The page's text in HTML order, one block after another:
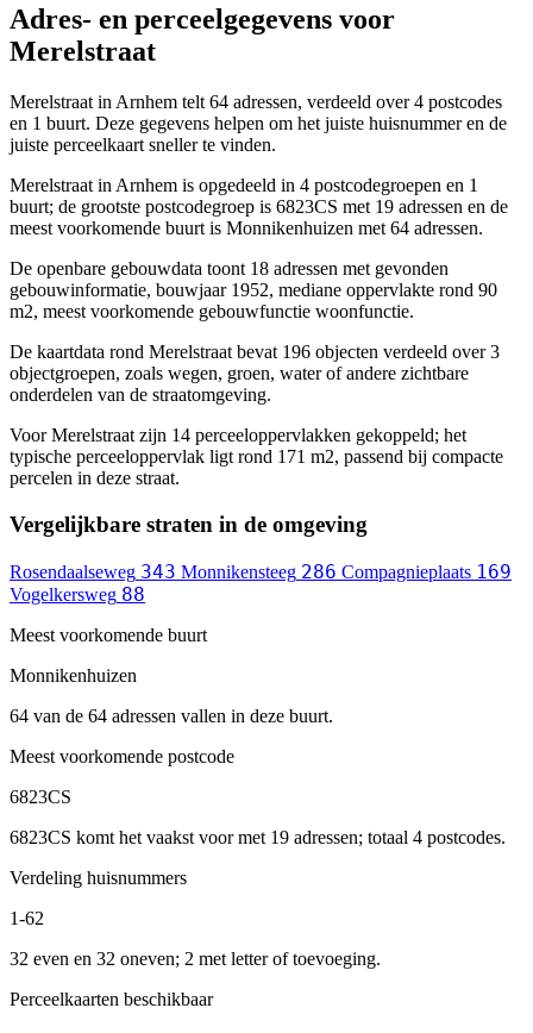
Adres- en perceelgegevens voor
Merelstraat
Merelstraat in Arnhem telt 64 adressen, verdeeld over 4 postcodes
en 1 buurt. Deze gegevens helpen om het juiste huisnummer en de
juiste perceelkaart sneller te vinden.
Merelstraat in Arnhem is opgedeeld in 4 postcodegroepen en 1
buurt; de grootste postcodegroep is 6823CS met 19 adressen en de
meest voorkomende buurt is Monnikenhuizen met 64 adressen.
De openbare gebouwdata toont 18 adressen met gevonden
gebouwinformatie, bouwjaar 1952, mediane oppervlakte rond 90
m2, meest voorkomende gebouwfunctie woonfunctie.
De kaartdata rond Merelstraat bevat 196 objecten verdeeld over 3
objectgroepen, zoals wegen, groen, water of andere zichtbare
onderdelen van de straatomgeving.
Voor Merelstraat zijn 14 perceeloppervlakken gekoppeld; het
typische perceeloppervlak ligt rond 171 m2, passend bij compacte
percelen in deze straat.
Vergelijkbare straten in de omgeving
Rosendaalseweg 343 Monnikensteeg 286 Compagnieplaats 169
Vogelkersweg 88
Meest voorkomende buurt
Monnikenhuizen
64 van de 64 adressen vallen in deze buurt.
Meest voorkomende postcode
6823CS
6823CS komt het vaakst voor met 19 adressen; totaal 4 postcodes.
Verdeling huisnummers
1-62
32 even en 32 oneven; 2 met letter of toevoeging.
Perceelkaarten beschikbaar